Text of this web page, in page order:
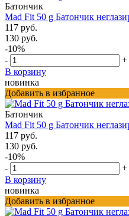
Батончик
Mad Fit 50 g Батончик
117 руб.
130 руб.
-10%
-
+
В корзину
новинка
Добавить в избранное
Батончик
Mad Fit 50 g Батончик
117 руб.
130 руб.
-10%
-
+
В корзину
новинка
Добавить в избранное